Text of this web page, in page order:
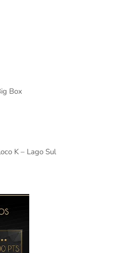
Box
K – Lago Sul